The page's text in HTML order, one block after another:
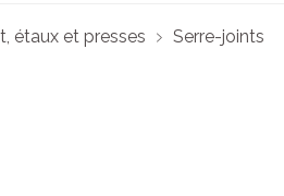
étaux et presses Serre-joints